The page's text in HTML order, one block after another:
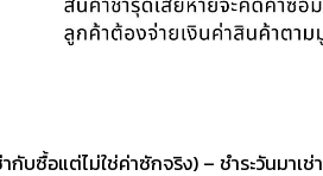
กับซื้อแต่ไม่ใช่ค่าซักจริง) – ชำระวันมาเช่า